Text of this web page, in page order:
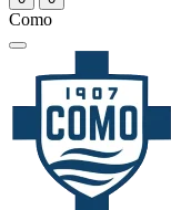
Como